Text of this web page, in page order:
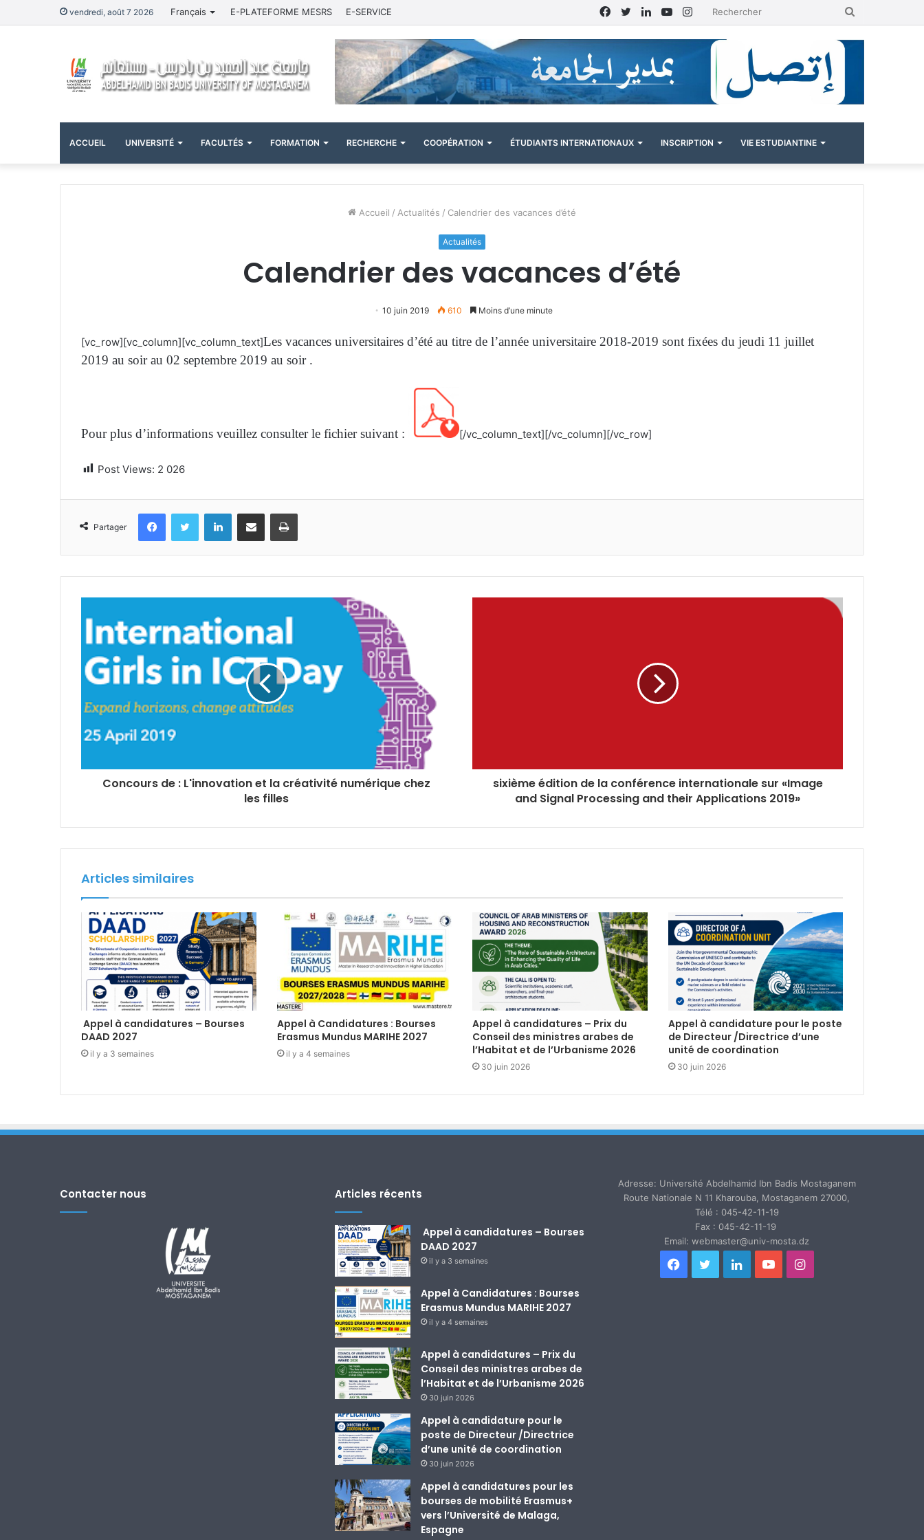
vendredi, août 7 2026 Français E-PLATEFORME MESRS E-SERVICE Instagram
YouTube
Linkedin
Twitter
Facebook
ACCUEIL UNIVERSITÉ FACULTÉS FORMATION RECHERCHE COOPÉRATION ÉTUDIANTS INTERNATIONAUX INSCRIPTION VIE ESTUDIANTINE
Accueil / Actualités / Calendrier des vacances d’été
Actualités
Calendrier des vacances d’été
10 juin 2019 610 Moins d’une minute
[vc_row][vc_column][vc_column_text]Les vacances universitaires d’été au titre de l’année universitaire 2018-2019 sont fixées du jeudi 11 juillet
2019 au soir au 02 septembre 2019 au soir .
Pour plus d’informations veuillez consulter le fichier suivant : [/vc_column_text][/vc_column][/vc_row]
Post Views: 2 026
Partager
FacebookTwitter LinkedinPartager par email Imprimer
Concours de : L'innovation et la créativité numérique chez
les filles
sixième édition de la conférence internationale sur «Image
and Signal Processing and their Applications 2019»
Articles similaires
Appel à candidatures – Bourses
DAAD 2027
il y a 3 semaines
Appel à Candidatures : Bourses
Erasmus Mundus MARIHE 2027
il y a 4 semaines
Appel à candidatures – Prix du
Conseil des ministres arabes de
l’Habitat et de l’Urbanisme 2026
30 juin 2026
Appel à candidature pour le poste
de Directeur /Directrice d’une
unité de coordination
30 juin 2026
Contacter nous Articles récents
Appel à candidatures – Bourses
DAAD 2027
il y a 3 semaines
Appel à Candidatures : Bourses
Erasmus Mundus MARIHE 2027
il y a 4 semaines
Appel à candidatures – Prix du
Conseil des ministres arabes de
l’Habitat et de l’Urbanisme 2026
30 juin 2026
Appel à candidature pour le
poste de Directeur /Directrice
d’une unité de coordination
30 juin 2026
Appel à candidatures pour les
bourses de mobilité Erasmus+
vers l’Université de Malaga,
Espagne
Adresse: Université Abdelhamid Ibn Badis Mostaganem
Route Nationale N 11 Kharouba, Mostaganem 27000,
Télé : 045-42-11-19
Fax : 045-42-11-19
Email: webmaster@univ-mosta.dz
Facebook
TwitterLinkedinYouTubeInstagram